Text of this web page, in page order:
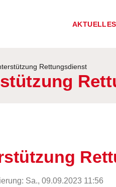
AKTUELLES
Rettungsdienst
Sa., 09.09.2023 11:56